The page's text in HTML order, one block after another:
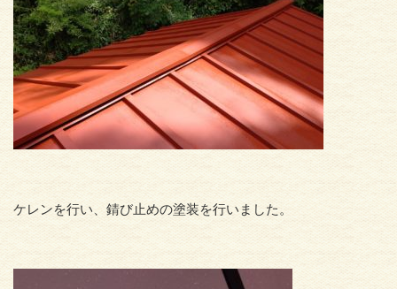
ケレンを行い、錆び止めの塗装を行いました。